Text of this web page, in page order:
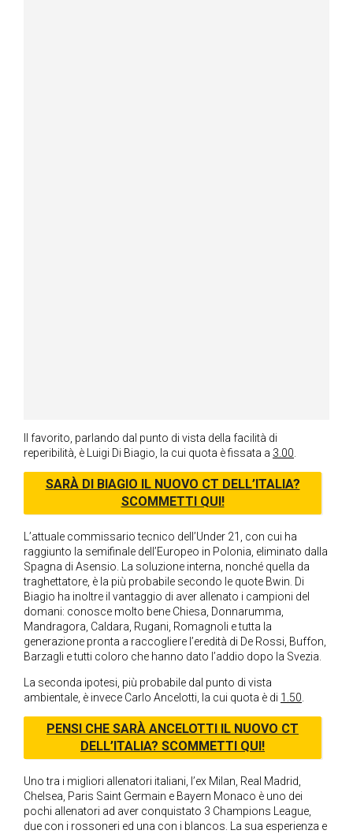
Il favorito, parlando dal punto di vista della facilità di
reperibilità, è Luigi Di Biagio, la cui quota è fissata a 3.00.
SARÀ DI BIAGIO IL NUOVO CT DELL’ITALIA?
SCOMMETTI QUI!
L’attuale commissario tecnico dell’Under 21, con cui ha
raggiunto la semifinale dell’Europeo in Polonia, eliminato dalla
Spagna di Asensio. La soluzione interna, nonché quella da
traghettatore, è la più probabile secondo le quote Bwin. Di
Biagio ha inoltre il vantaggio di aver allenato i campioni del
domani: conosce molto bene Chiesa, Donnarumma,
Mandragora, Caldara, Rugani, Romagnoli e tutta la
generazione pronta a raccogliere l’eredità di De Rossi, Buffon,
Barzagli e tutti coloro che hanno dato l’addio dopo la Svezia.
La seconda ipotesi, più probabile dal punto di vista
ambientale, è invece Carlo Ancelotti, la cui quota è di 1.50.
PENSI CHE SARÀ ANCELOTTI IL NUOVO CT
DELL’ITALIA? SCOMMETTI QUI!
Uno tra i migliori allenatori italiani, l’ex Milan, Real Madrid,
Chelsea, Paris Saint Germain e Bayern Monaco è uno dei
pochi allenatori ad aver conquistato 3 Champions League,
due con i rossoneri ed una con i blancos. La sua esperienza e